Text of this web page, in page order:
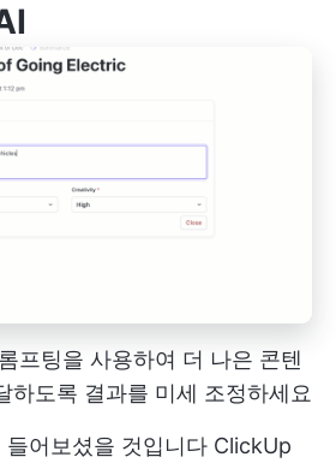
프팅을 사용하여 더 나은 콘텐
하도록 결과를 미세 조정하세요
어보셨을 것입니다 ClickUp